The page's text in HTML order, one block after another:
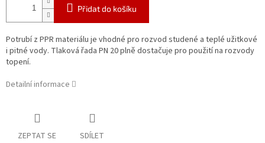
Přidat do košíku
Potrubí z PPR materiálu je vhodné pro rozvod studené a teplé užitkové
i pitné vody. Tlaková řada PN 20 plně dostačuje pro použití na rozvody
topení.
Detailní informace
ZEPTAT SE SDÍLET